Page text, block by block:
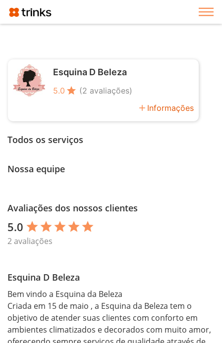
Esquina D Beleza
5.0 star (2 avaliações)
add Informações
Todos os serviços
Nossa equipe
Avaliações dos nossos clientes
5.0 star star star star star
2 avaliações
Esquina D Beleza
Bem vindo a Esquina da Beleza
Criada em 15 de maio , a Esquina da Beleza tem o
objetivo de atender suas clientes com conforto em
ambientes climatizados e decorados com muito amor,